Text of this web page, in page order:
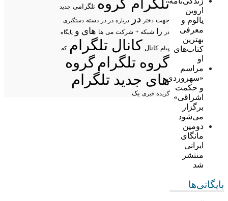
اروین
یالوم و
معرفی
بهترین
کتاب‌های
او
مراسم
«سهروردی
و حکمت
اشراقی»
برگزار
می‌شود
دومین
مانگای
ایرانی
منتشر
شد
بایگانی‌ها
تلگرام گروه تلگرامی جدید
جهت دختر در درباره در در دسته دستگیری
در
را شبکه + شرکت می ها های و پایگاه
پیام کانال کانال تلگرام که
گروه تلگرامگروه
های جدید تلگرام
گزیده خبری یک